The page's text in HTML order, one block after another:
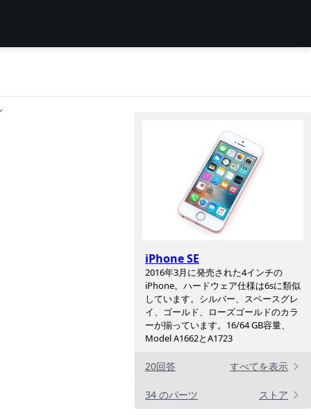
iPhone SE
2016年3月に発売された4インチの
iPhone。ハードウェア仕様は6sに類似
しています。シルバー、スペースグレ
イ、ゴールド、ローズゴールドのカラ
ーが揃っています。16/64 GB容量、
Model A1662とA1723
20回答 すべてを表示
34 のパーツ ストア